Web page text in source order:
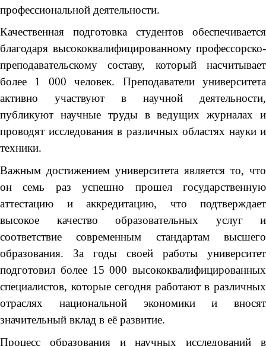
профессиональной деятельности.
Качественная подготовка студентов обеспечивается
благодаря высококвалифицированному профессорско-
преподавательскому составу, который насчитывает
более 1 000 человек. Преподаватели университета
активно участвуют в научной деятельности,
публикуют научные труды в ведущих журналах и
проводят исследования в различных областях науки и
техники.
Важным достижением университета является то, что
он семь раз успешно прошел государственную
аттестацию и аккредитацию, что подтверждает
высокое качество образовательных услуг и
соответствие современным стандартам высшего
образования. За годы своей работы университет
подготовил более 15 000 высококвалифицированных
специалистов, которые сегодня работают в различных
отраслях национальной экономики и вносят
значительный вклад в её развитие.
Процесс образования и научных исследований в